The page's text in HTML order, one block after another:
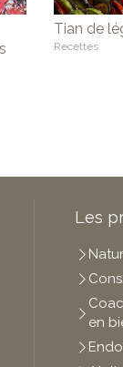
Tian de
Recettes
Les
en